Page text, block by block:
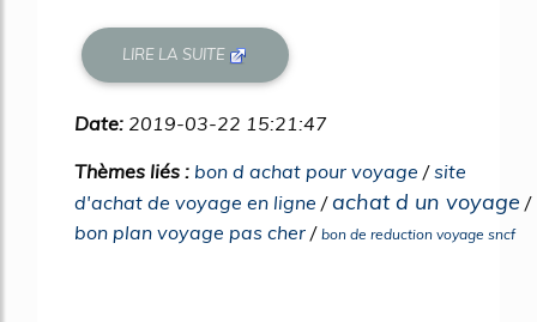
LIRE LA SUITE
Date: 2019-03-22 15:21:47
Thèmes liés : bon d achat pour voyage /site
d'achat de voyage en ligne /achat d un voyage /
bon plan voyage pas cher / bon de reduction voyage sncf